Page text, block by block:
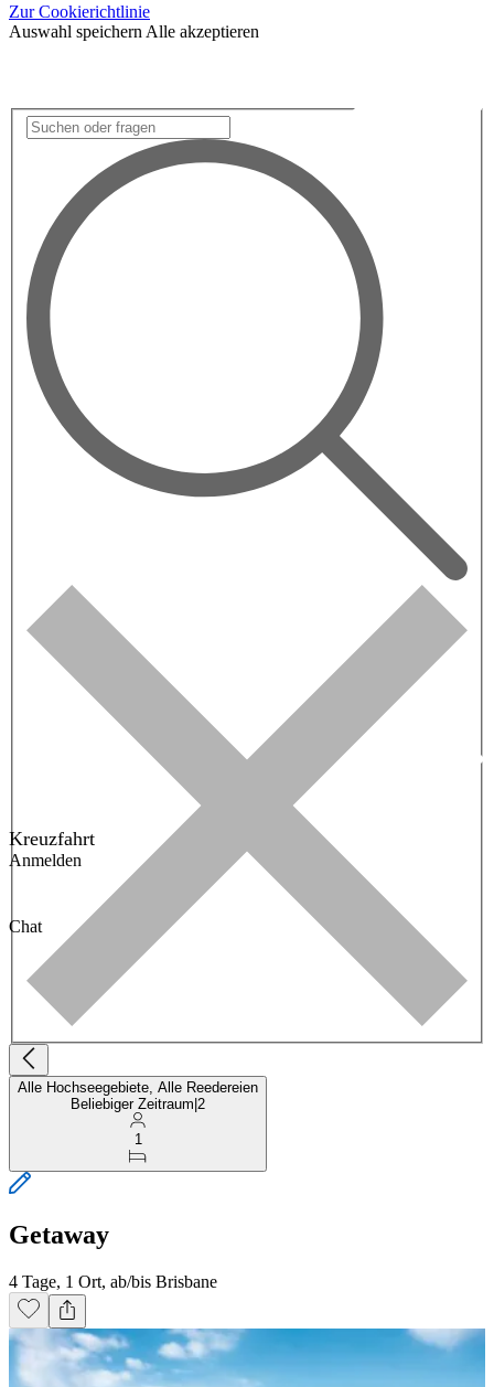
Zur Cookierichtlinie
Auswahl speichern Alle akzeptieren
Kreuzfahrt
Anmelden
Chat
Alle Hochseegebiete, Alle Reedereien
Beliebiger Zeitraum 2
1
Getaway
4 Tage, 1 Ort, ab/bis Brisbane